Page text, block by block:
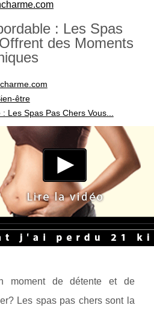
: Les Spas
des Moments
être
Les Spas Pas Chers Vous...
moment de détente et de
Les spas pas chers sont la